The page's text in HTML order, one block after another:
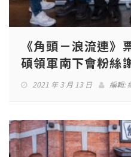
《角頭－浪流連
碩領軍南下會粉絲
2021 年 3 月 13 日 編輯: